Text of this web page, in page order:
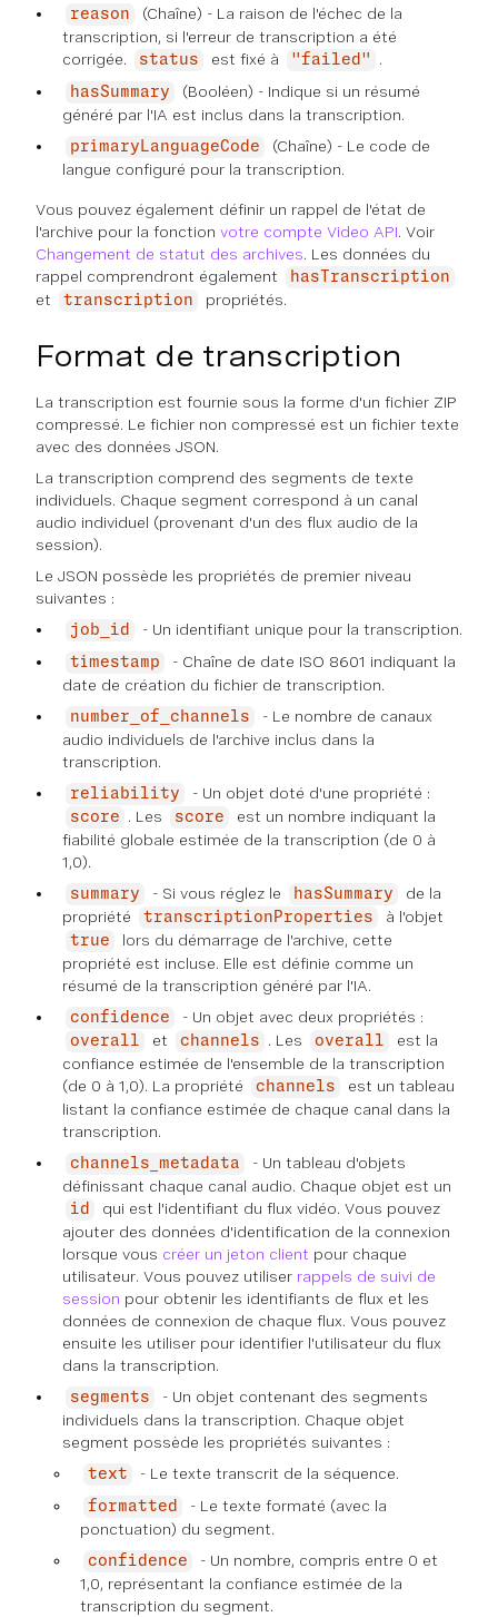
reason
(Chaîne) - La raison de l'échec de la
transcription, si l'erreur de transcription a été
corrigée.
status est fixé à "failed" .
hasSummary
(Booléen) - Indique si un résumé
généré par l'IA est inclus dans la transcription.
primaryLanguageCode
(Chaîne) - Le code de
langue configuré pour la transcription.
Vous pouvez également définir un rappel de l'état de
l'archive pour la fonction votre compte Video API. Voir
Changement de statut des archives. Les données du
rappel comprendront également
hasTranscription
et transcription propriétés.
Format de transcription
La transcription est fournie sous la forme d'un fichier ZIP
compressé. Le fichier non compressé est un fichier texte
avec des données JSON.
La transcription comprend des segments de texte
individuels. Chaque segment correspond à un canal
audio individuel (provenant d'un des flux audio de la
session).
Le JSON possède les propriétés de premier niveau
suivantes :
job_id - Un identifiant unique pour la transcription.
timestamp
- Chaîne de date ISO 8601 indiquant la
date de création du fichier de transcription.
number_of_channels
- Le nombre de canaux
audio individuels de l'archive inclus dans la
transcription.
reliability - Un objet doté d'une propriété :
score . Les score
est un nombre indiquant la
fiabilité globale estimée de la transcription (de 0 à
1,0).
summary - Si vous réglez le hasSummary
de la
propriété
transcriptionProperties à l'objet
true
lors du démarrage de l'archive, cette
propriété est incluse. Elle est définie comme un
résumé de la transcription généré par l'IA.
confidence - Un objet avec deux propriétés :
overall et channels . Les overall
est la
confiance estimée de l'ensemble de la transcription
(de 0 à 1,0). La propriété
channels
est un tableau
listant la confiance estimée de chaque canal dans la
transcription.
channels_metadata
- Un tableau d'objets
définissant chaque canal audio. Chaque objet est un
id
qui est l'identifiant du flux vidéo. Vous pouvez
ajouter des données d'identification de la connexion
lorsque vous créer un jeton client pour chaque
utilisateur. Vous pouvez utiliser rappels de suivi de
session pour obtenir les identifiants de flux et les
données de connexion de chaque flux. Vous pouvez
ensuite les utiliser pour identifier l'utilisateur du flux
dans la transcription.
segments
- Un objet contenant des segments
individuels dans la transcription. Chaque objet
segment possède les propriétés suivantes :
text - Le texte transcrit de la séquence.
formatted
- Le texte formaté (avec la
ponctuation) du segment.
confidence
- Un nombre, compris entre 0 et
1,0, représentant la confiance estimée de la
transcription du segment.